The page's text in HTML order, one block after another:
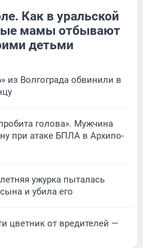
Как в уральской
мамы отбывают
детьми
из Волгограда обвинили в
голова». Мужчина
при атаке БПЛА в Архипо-
ужурка пыталась
и убила его
цветник от вредителей —